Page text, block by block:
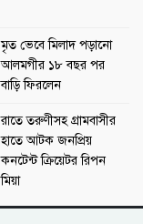
মৃত ভেবে মিলাদ পড়ানো
আলমগীর ১৮ বছর পর
বাড়ি ফিরলেন
রাতে তরুণীসহ গ্রামবাসীর
হাতে আটক জনপ্রিয়
কনটেন্ট ক্রিয়েটর রিপন
মিয়া